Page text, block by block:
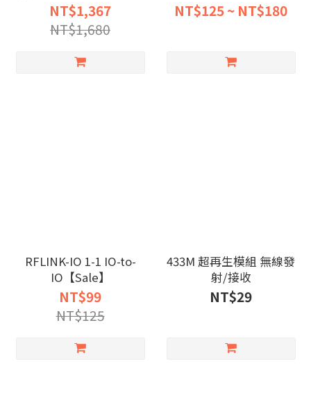
NT$1,367
NT$1,680
NT$125 ~ NT$180
RFLINK-IO 1-1 IO-to-
IO【Sale】
NT$99
NT$125
433M 超再生模組 無線發
射/接收
NT$29